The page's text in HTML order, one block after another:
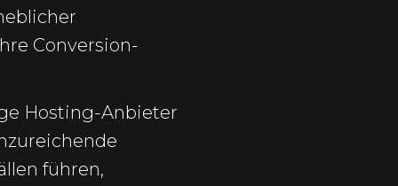
Conversion-
Hosting-Anbieter
führen,